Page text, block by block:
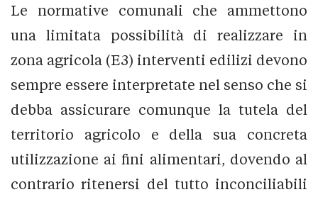
Le normative comunali che ammettono
una limitata possibilità di realizzare in
zona agricola (E3) interventi edilizi devono
sempre essere interpretate nel senso che si
debba assicurare comunque la tutela del
territorio agricolo e della sua concreta
utilizzazione ai fini alimentari, dovendo al
contrario ritenersi del tutto inconciliabili